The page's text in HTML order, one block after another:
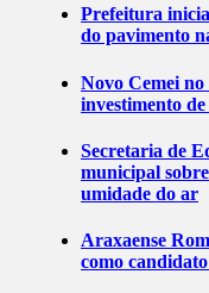
Prefeitura
do pavimento
Novo Cemei
investimento
Secretaria de
municipal
umidade do ar
Araxaense
como